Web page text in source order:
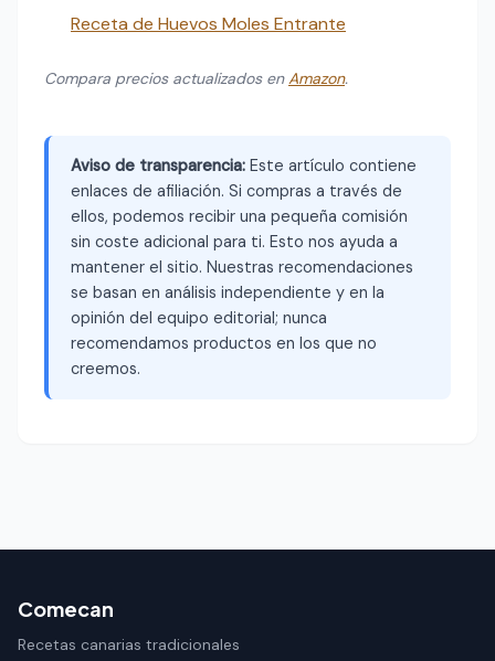
Receta de Huevos Moles Entrante
Compara precios actualizados enAmazon.
Aviso de transparencia: Este artículo contiene
enlaces de afiliación. Si compras a través de
ellos, podemos recibir una pequeña comisión
sin coste adicional para ti. Esto nos ayuda a
mantener el sitio. Nuestras recomendaciones
se basan en análisis independiente y en la
opinión del equipo editorial; nunca
recomendamos productos en los que no
creemos.
Comecan
Recetas canarias tradicionales